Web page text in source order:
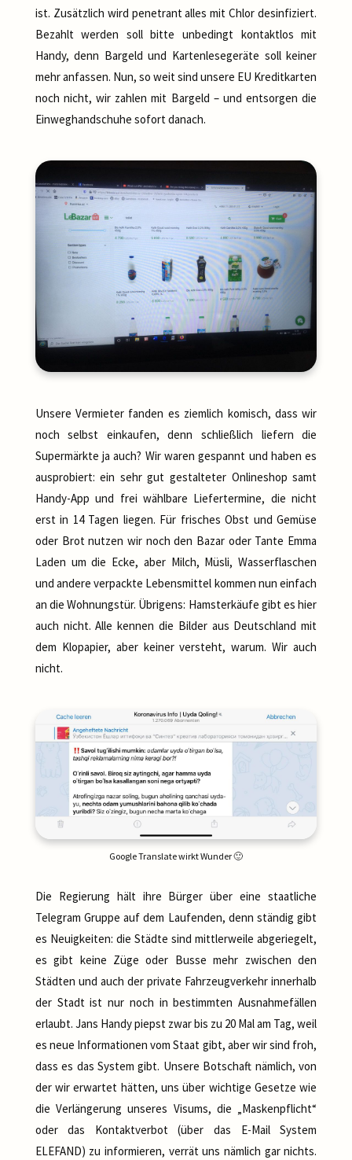
ist. Zusätzlich wird penetrant alles mit Chlor desinfiziert.
Bezahlt werden soll bitte unbedingt kontaktlos mit
Handy, denn Bargeld und Kartenlesegeräte soll keiner
mehr anfassen. Nun, so weit sind unsere EU Kreditkarten
noch nicht, wir zahlen mit Bargeld – und entsorgen die
Einweghandschuhe sofort danach.
Unsere Vermieter fanden es ziemlich komisch, dass wir
noch selbst einkaufen, denn schließlich liefern die
Supermärkte ja auch? Wir waren gespannt und haben es
ausprobiert: ein sehr gut gestalteter Onlineshop samt
Handy-App und frei wählbare Liefertermine, die nicht
erst in 14 Tagen liegen. Für frisches Obst und Gemüse
oder Brot nutzen wir noch den Bazar oder Tante Emma
Laden um die Ecke, aber Milch, Müsli, Wasserflaschen
und andere verpackte Lebensmittel kommen nun einfach
an die Wohnungstür. Übrigens: Hamsterkäufe gibt es hier
auch nicht. Alle kennen die Bilder aus Deutschland mit
dem Klopapier, aber keiner versteht, warum. Wir auch
nicht.
Google Translate wirkt Wunder 🙂
Die Regierung hält ihre Bürger über eine staatliche
Telegram Gruppe auf dem Laufenden, denn ständig gibt
es Neuigkeiten: die Städte sind mittlerweile abgeriegelt,
es gibt keine Züge oder Busse mehr zwischen den
Städten und auch der private Fahrzeugverkehr innerhalb
der Stadt ist nur noch in bestimmten Ausnahmefällen
erlaubt. Jans Handy piepst zwar bis zu 20 Mal am Tag, weil
es neue Informationen vom Staat gibt, aber wir sind froh,
dass es das System gibt. Unsere Botschaft nämlich, von
der wir erwartet hätten, uns über wichtige Gesetze wie
die Verlängerung unseres Visums, die „Maskenpflicht“
oder das Kontaktverbot (über das E-Mail System
ELEFAND) zu informieren, verrät uns nämlich gar nichts.